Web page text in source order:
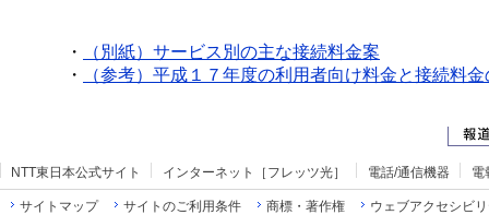
・
（別紙）サービス別の主な接続料金案
・
（参考）平成１７年度の利用者向け料金と接続料
NTT東日本公式サイト インターネット［フレッツ光］ 電話/通信機器 電
サイトマップ サイトのご利用条件 商標・著作権
ウェブアクセシビ